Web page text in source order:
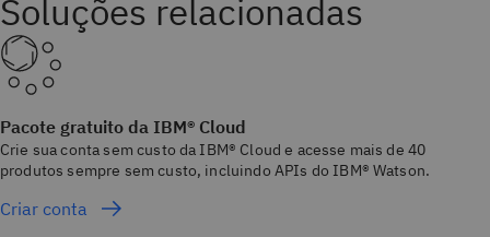
Soluções relacionadas
Pacote gratuito da IBM® Cloud
Crie sua conta sem custo da IBM® Cloud e acesse mais de 40
produtos sempre sem custo, incluindo APIs do IBM® Watson.
Criar conta